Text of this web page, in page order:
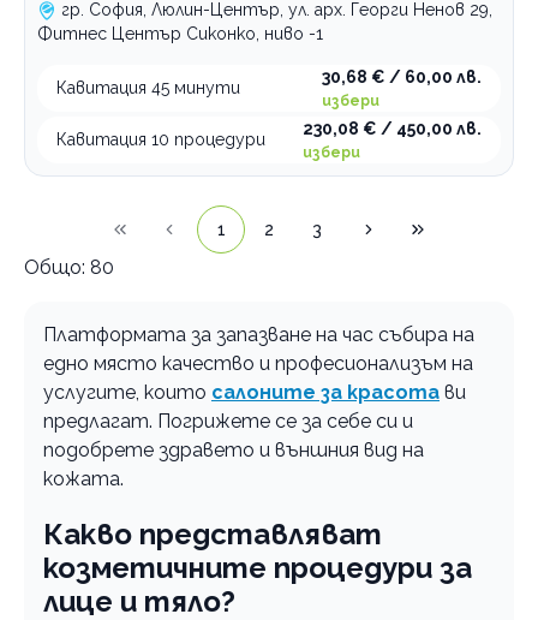
гр. София, Люлин-Център, ул. арх. Георги Ненов 29,
Фитнес Център Сиконко, ниво -1
Кавитация 45 минути
30,68 € / 60,00 лв.
избери
Кавитация 10 процедури
230,08 € / 450,00 лв.
избери
1 2 3
Общо: 80
Платформата за запазване на час събира на
едно място качество и професионализъм на
услугите, които салоните за красота ви
предлагат. Погрижете се за себе си и
подобрете здравето и външния вид на
кожата.
Какво представляват
козметичните процедури за
лице и тяло?